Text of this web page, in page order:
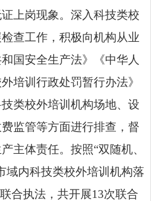
证上岗现象。深入科技类校
查工作，积极向机构从业
国安全生产法》《中华人
培训行政处罚暂行办法》
类校外培训机构场地、设
监管等方面进行排查，督
主体责任。按照“双随机、
域内科技类校外培训机构落
合执法，共开展13次联合